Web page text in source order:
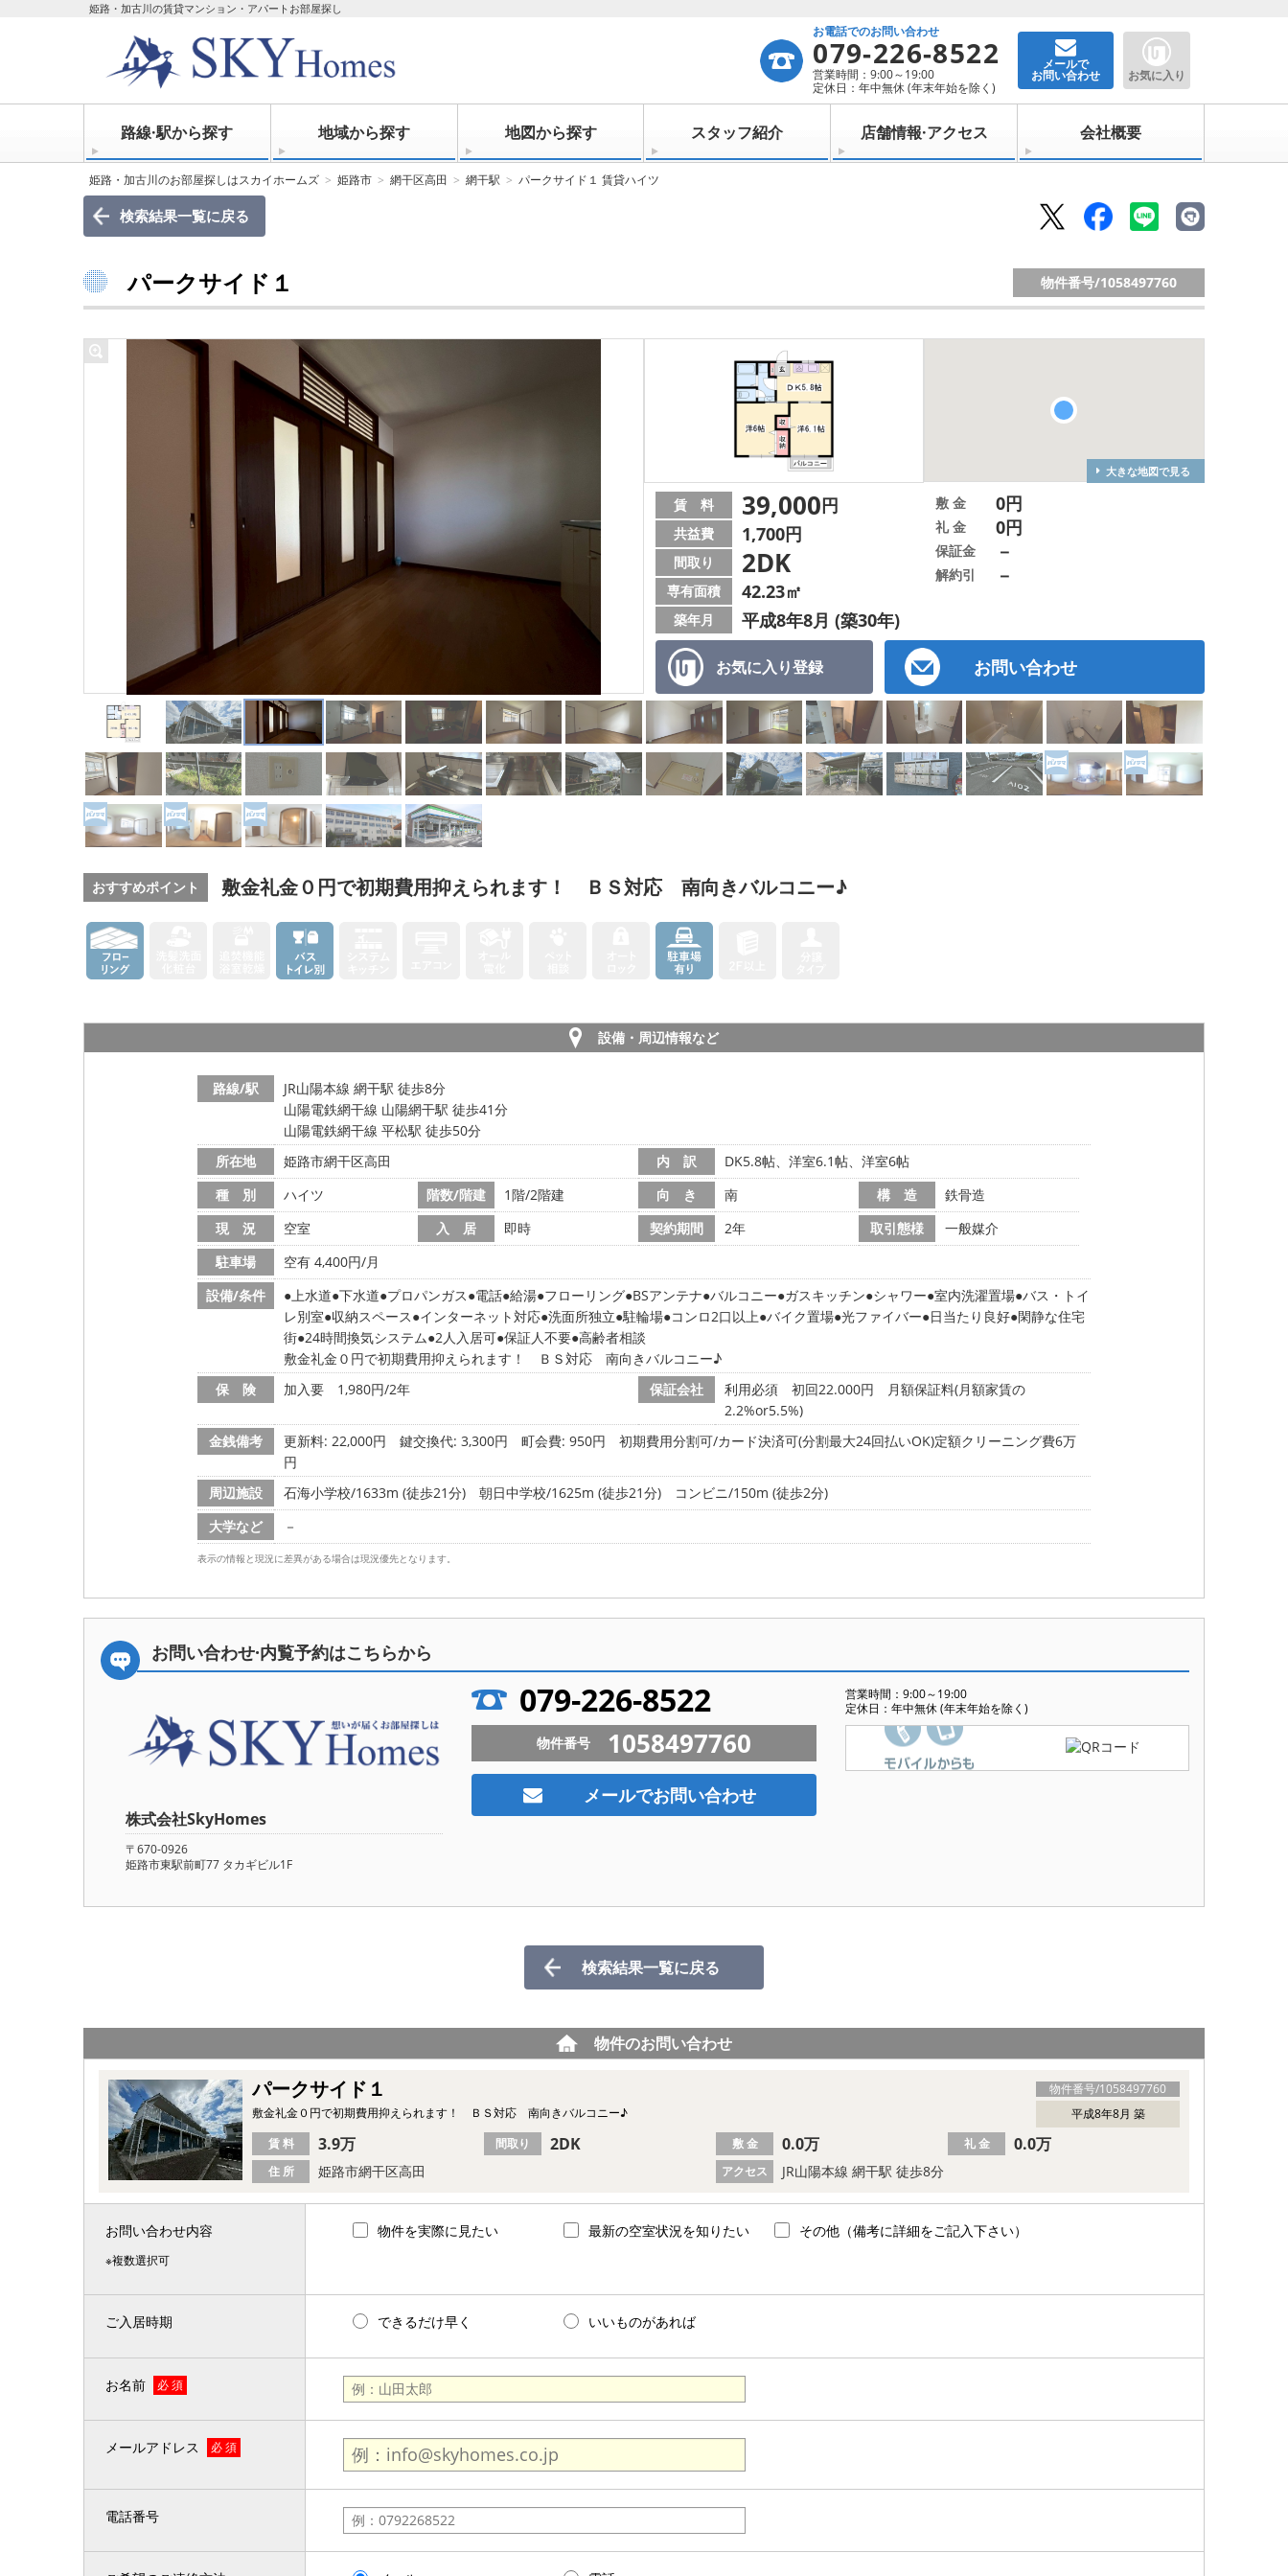
姫路・加古川の賃貸マンション・アパートお部屋探し
お電話でのお問い合わせ
079-226-8522
営業時間：9:00～19:00
定休日：年中無休 (年末年始を除く)
メールで
お問い合わせ お気に入り
路線·駅から探す 地域から探す 地図から探す スタッフ紹介 店舗情報·アクセス 会社概要
姫路・加古川のお部屋探しはスカイホームズ 姫路市 網干区高田 網干駅 パークサイド１ 賃貸ハイツ
検索結果一覧に戻る
パークサイド１ 物件番号/1058497760
大きな地図で見る
お気に入り登録 お問い合わせ
賃 料 39,000円
共益費 1,700円
間取り 2DK
専有面積 42.23㎡
築年月 平成8年8月 (築30年)
敷 金 0円
礼 金 0円
保証金 －
解約引 －
おすすめポイント 敷金礼金０円で初期費用抑えられます！ ＢＳ対応 南向きバルコニー♪
設備・周辺情報など
路線/駅
JR山陽本線 網干駅 徒歩8分
山陽電鉄網干線 山陽網干駅 徒歩41分
山陽電鉄網干線 平松駅 徒歩50分
所在地
姫路市網干区高田 内 訳
DK5.8帖、洋室6.1帖、洋室6帖
種 別
ハイツ 階数/階建 1階/2階建 向 き 南 構 造
鉄骨造
現 況
空室 入 居 即時 契約期間 2年 取引態様
一般媒介
駐車場
空有 4,400円/月
設備/条件
上水道 下水道 プロパンガス 電話 給湯 フローリング BSアンテナ バルコニー ガスキッチン シャワー 室内洗濯置場 バス・トイ
レ別室 収納スペース インターネット対応 洗面所独立 駐輪場 コンロ2口以上 バイク置場 光ファイバー 日当たり良好 閑静な住宅
街 24時間換気システム 2人入居可 保証人不要 高齢者相談
敷金礼金０円で初期費用抑えられます！ ＢＳ対応 南向きバルコニー♪
保 険
加入要 1,980円/2年 保証会社
利用必須 初回22.000円 月額保証料(月額家賃の
2.2%or5.5%)
金銭備考
更新料: 22,000円 鍵交換代: 3,300円 町会費: 950円
初期費用分割可/カード決済可(分割最大24回払いOK)定額クリーニング費6万
円
周辺施設
石海小学校/1633m (徒歩21分) 朝日中学校/1625m (徒歩21分)
コンビニ/150m (徒歩2分)
大学など
－
表示の情報と現況に差異がある場合は現況優先となります。
お問い合わせ·内覧予約はこちらから
株式会社SkyHomes
〒670-0926
姫路市東駅前町77 タカギビル1F
079-226-8522
営業時間：9:00～19:00
定休日：年中無休 (年末年始を除く)
物件番号 1058497760
メールでお問い合わせ
検索結果一覧に戻る
物件のお問い合わせ
物件番号/1058497760
パークサイド１
平成8年8月 築
敷金礼金０円で初期費用抑えられます！ ＢＳ対応 南向きバルコニー♪
住 所 姫路市網干区高田 アクセス JR山陽本線 網干駅 徒歩8分
賃 料 3.9万 間取り 2DK 敷 金 0.0万 礼 金 0.0万
お問い合わせ内容
※複数選択可
物件を実際に見たい 最新の空室状況を知りたい その他（備考に詳細をご記入下さい）
ご入居時期 できるだけ早く いいものがあれば
お名前 必 須
メールアドレス 必 須
電話番号